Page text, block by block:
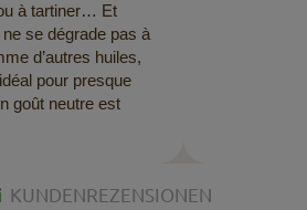
à tartiner… Et
se dégrade pas à
d’autres huiles,
pour presque
goût neutre est
KUNDENREZENSIONEN